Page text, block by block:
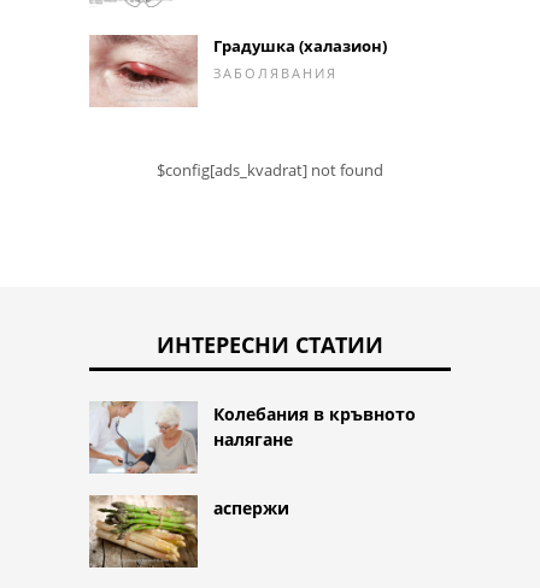
Градушка (халазион)
ЗАБОЛЯВАНИЯ
$config[ads_kvadrat] not found
ИНТЕРЕСНИ СТАТИИ
Колебания в кръвното
налягане
аспержи